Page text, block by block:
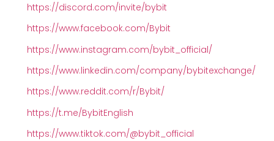
https://discord.com/invite/bybit
https://www.facebook.com/Bybit
https://www.instagram.com/bybit_official/
https://www.linkedin.com/company/bybitexchange/
https://www.reddit.com/r/Bybit/
https://t.me/BybitEnglish
https://www.tiktok.com/@bybit_official